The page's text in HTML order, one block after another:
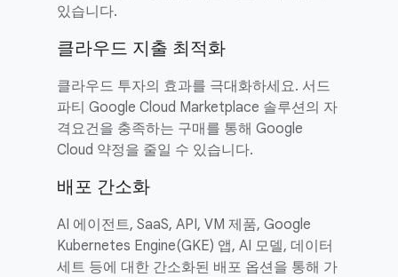
있습니다.
클라우드 지출 최적화
클라우드 투자의 효과를 극대화하세요. 서드
파티 Google Cloud Marketplace 솔루션의 자
격요건을 충족하는 구매를 통해 Google
Cloud 약정을 줄일 수 있습니다.
배포 간소화
AI 에이전트, SaaS, API, VM 제품, Google
Kubernetes Engine(GKE) 앱, AI 모델, 데이터
세트 등에 대한 간소화된 배포 옵션을 통해 가